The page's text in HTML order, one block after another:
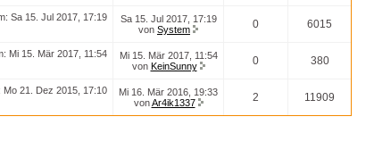
Sa 15. Jul 2017, 17:19
Sa 15. Jul 2017, 17:19
von System 0 6015
Mi 15. Mär 2017, 11:54
Mi 15. Mär 2017, 11:54
von KeinSunny 0 380
Mo 21. Dez 2015, 17:10
Mi 16. Mär 2016, 19:33
vonAr4ik1337 2 11909